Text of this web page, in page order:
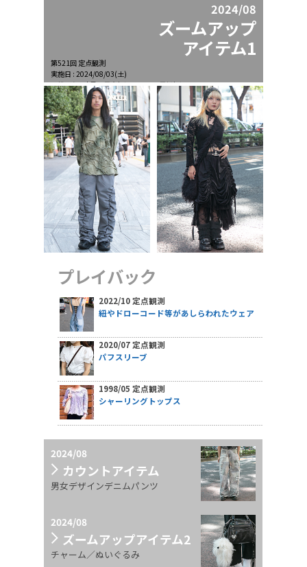
2024/08
ズームアップ
アイテム1
第521回 定点観測
実施日 : 2024/08/03(土)
天候 : 晴一時曇、最高気温34.6℃、最低気温26.0℃
プレイバック
2022/10 定点観測
紐やドローコード等があしらわれたウェア
2020/07 定点観測
パフスリーブ
1998/05 定点観測
シャーリングトップス
2024/08
カウントアイテム
男女デザインデニムパンツ
2024/08
ズームアップアイテム2
チャーム／ぬいぐるみ